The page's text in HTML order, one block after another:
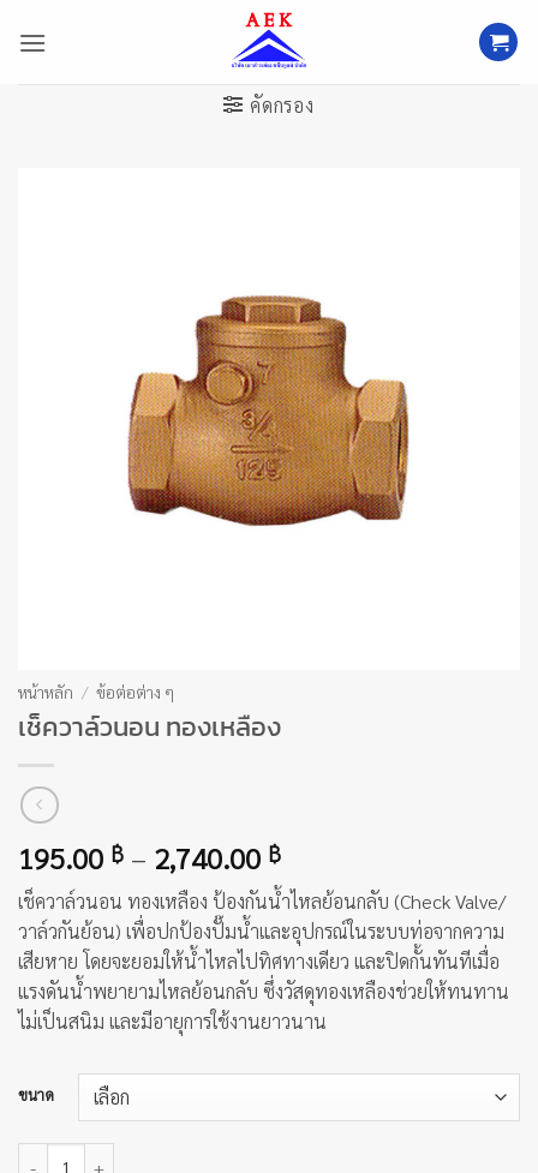
คัดกรอง
หน้าหลัก / ข้อต่อต่าง ๆ
เช็ควาล์วนอน ทองเหลือง
195.00 ฿ – 2,740.00 ฿Price
range:
195.00 ฿
through
2,740.00 ฿
เช็ควาล์วนอน ทองเหลือง ป้องกันน้ำไหลย้อนกลับ (Check Valve/
วาล์วกันย้อน) เพื่อปกป้องปั๊มน้ำและอุปกรณ์ในระบบท่อจากความ
เสียหาย โดยจะยอมให้น้ำไหลไปทิศทางเดียว และปิดกั้นทันทีเมื่อ
แรงดันน้ำพยายามไหลย้อนกลับ ซึ่งวัสดุทองเหลืองช่วยให้ทนทาน
ไม่เป็นสนิม และมีอายุการใช้งานยาวนาน
ขนาด